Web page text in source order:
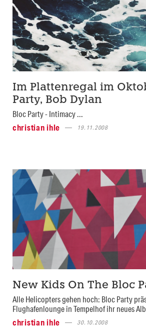
Im Plattenregal im
Party, Bob Dylan
Bloc Party - Intimacy ...
christian ihle
19.11.2008
New Kids On The Bloc
Alle Helicopters gehen hoch: Bloc Party
Flughafenlounge in Tempelhof ihr neues
christian ihle
30.10.2008